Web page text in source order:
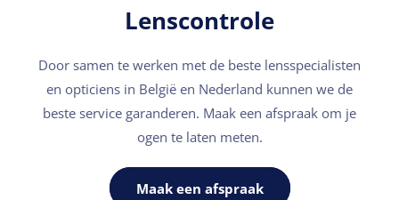
Lenscontrole
Door samen te werken met de beste lensspecialisten
en opticiens in België en Nederland kunnen we de
beste service garanderen. Maak een afspraak om je
ogen te laten meten.
Maak een afspraak